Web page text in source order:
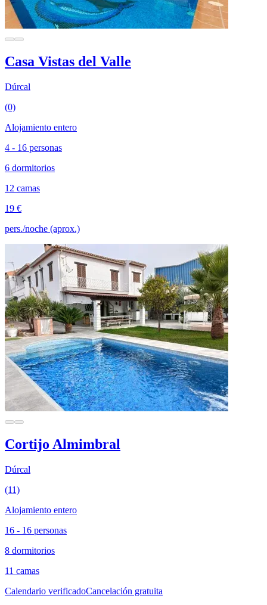
Casa Vistas del Valle
Dúrcal
(0)
Alojamiento entero
4 - 16 personas
6 dormitorios
12 camas
19 €
pers./noche (aprox.)
Cortijo Almimbral
Dúrcal
(11)
Alojamiento entero
16 - 16 personas
8 dormitorios
11 camas
Calendario verificadoCancelación gratuita